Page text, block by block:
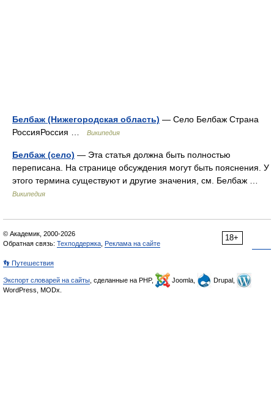
Белбаж (Нижегородская область) — Село Белбаж Страна
РоссияРоссия …
Википедия
Белбаж (село) — Эта статья должна быть полностью
переписана. На странице обсуждения могут быть пояснения. У
этого термина существуют и другие значения, см. Белбаж …
Википедия
18+
© Академик, 2000-2026
Обратная связь: Техподдержка Реклама на сайте
👣 Путешествия
Экспорт словарей на сайты , сделанные на PHP, Joomla,
Drupal,
WordPress, MODx.